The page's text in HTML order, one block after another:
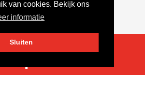
van cookies. Bekijk ons
informatie
Sluiten